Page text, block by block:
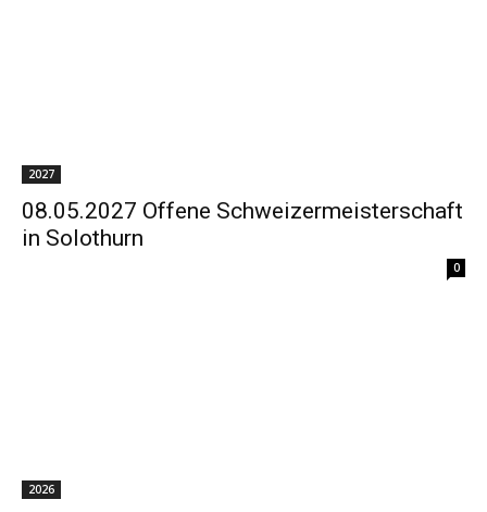
2027
08.05.2027 Offene Schweizermeisterschaft
in Solothurn
0
2026